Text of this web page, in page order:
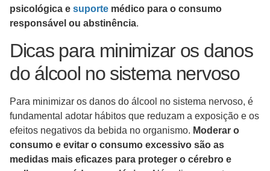
psicológica e suporte médico para o consumo
responsável ou abstinência.
Dicas para minimizar os danos
do álcool no sistema nervoso
Para minimizar os danos do álcool no sistema nervoso, é
fundamental adotar hábitos que reduzam a exposição e os
efeitos negativos da bebida no organismo. Moderar o
consumo e evitar o consumo excessivo são as
medidas mais eficazes para proteger o cérebro e